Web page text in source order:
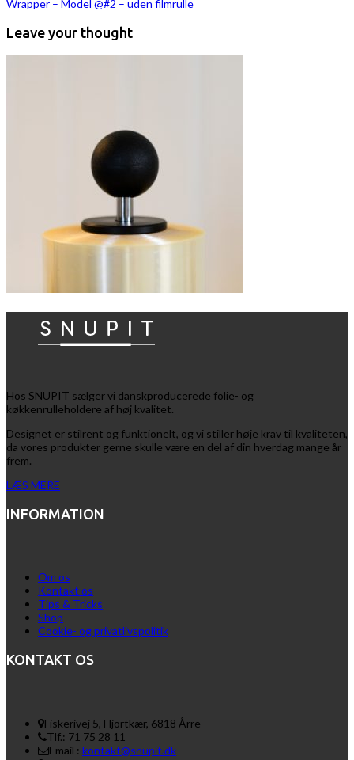
Wrapper – Model @#2 – uden filmrulle
Leave your thought
Hos SNUPIT sælger vi danskproducerede folie- og
køkkenrulleholdere af høj kvalitet.
Designet er stilrent og funktionelt, og vi stiller høje krav til kvaliteten,
da vores produkter gerne skulle være en del af din hverdag mange år
frem.
LÆS MERE
INFORMATION
Om os
Kontakt os
Tips & Tricks
Shop
Cookie- og privatlivspolitik
KONTAKT OS
Fiskerivej 5, Hjortkær, 6818 Årre
Tlf.: 71 75 28 11
Email : kontakt@snupit.dk